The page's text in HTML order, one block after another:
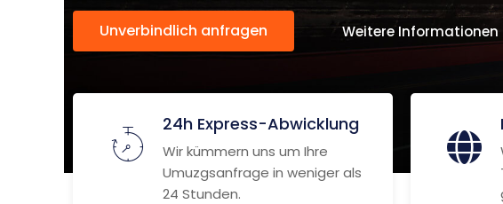
Unverbindlich anfragen Weitere Informationen
24h Express-Abwicklung
Wir kümmern uns um Ihre
Umuzgsanfrage in weniger als
24 Stunden.